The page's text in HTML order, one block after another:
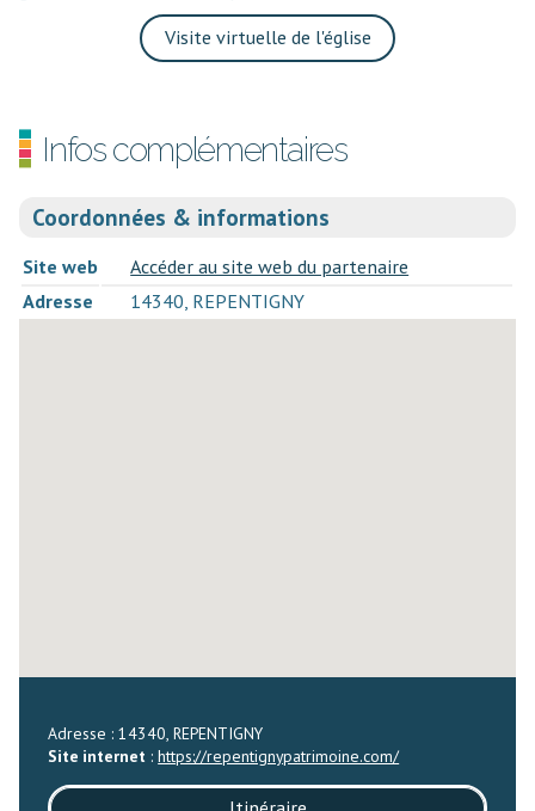
Visite virtuelle de l'église
Infos complémentaires
Coordonnées & informations
Site web
Accéder au site web du partenaire
Adresse
14340, REPENTIGNY
Adresse : 14340, REPENTIGNY
Site internet :https://repentignypatrimoine.com/